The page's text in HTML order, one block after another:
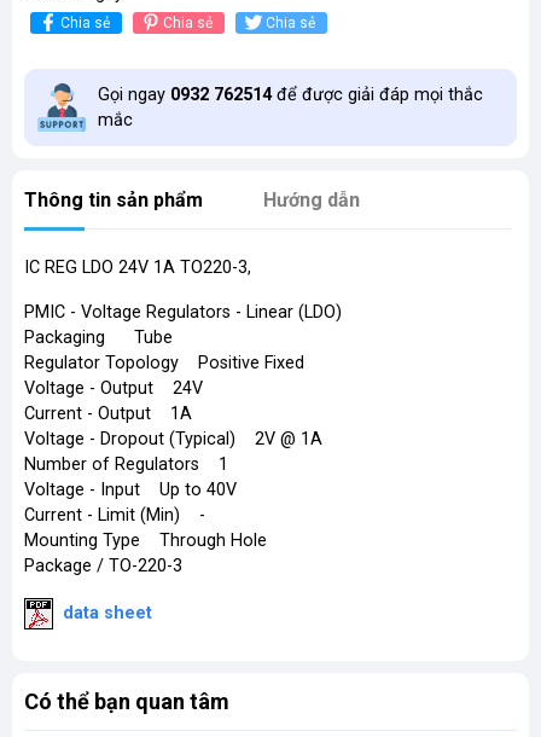
Chia sẻ Chia sẻ Chia sẻ
Gọi ngay 0932 762514để được giải đáp mọi thắc
mắc
Thông tin sản phẩm Hướng dẫn
IC REG LDO 24V 1A TO220-3,
PMIC - Voltage Regulators - Linear (LDO)
Packaging Tube
Regulator Topology Positive Fixed
Voltage - Output 24V
Current - Output 1A
Voltage - Dropout (Typical) 2V @ 1A
Number of Regulators 1
Voltage - Input Up to 40V
Current - Limit (Min) -
Mounting Type Through Hole
Package / TO-220-3
data sheet
Có thể bạn quan tâm